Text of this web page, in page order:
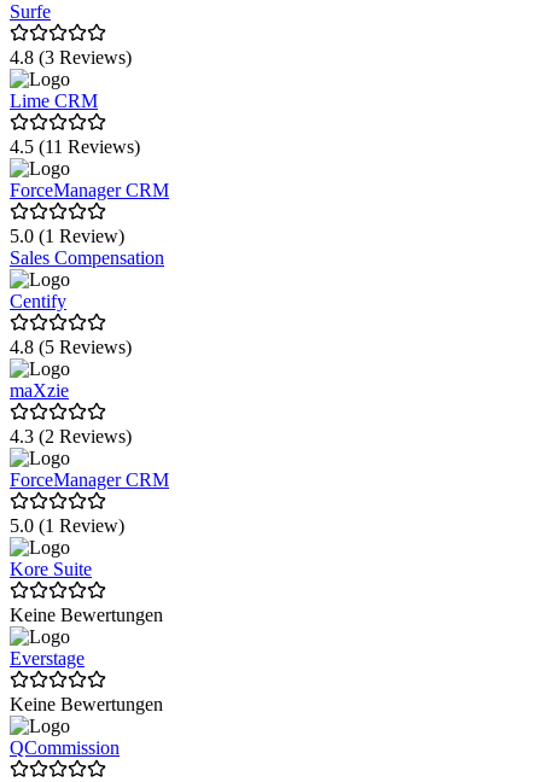
Surfe
4.8 (3 Reviews)
Lime CRM
4.5 (11 Reviews)
ForceManager CRM
5.0 (1 Review)
Sales Compensation
Centify
4.8 (5 Reviews)
maXzie
4.3 (2 Reviews)
ForceManager CRM
5.0 (1 Review)
Kore Suite
Keine Bewertungen
Everstage
Keine Bewertungen
QCommission